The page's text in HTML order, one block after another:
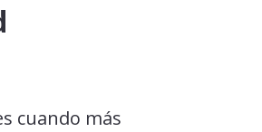
cuando más